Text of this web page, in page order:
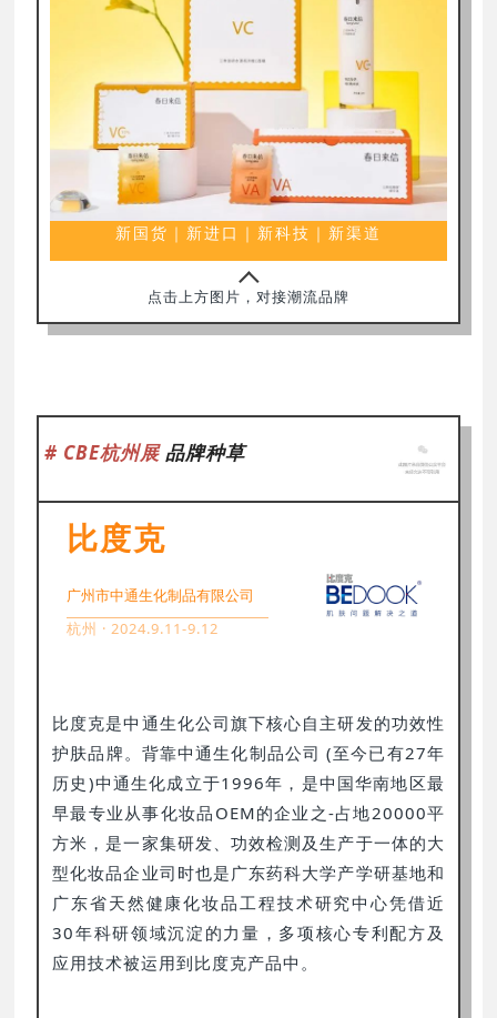
新国货｜新进口｜新科技｜新渠道
点击上方图片，对接潮流品牌
# CBE杭州展 品牌种草
比度克
广州市中通生化制品有限公司
杭州 · 2024.9.11-9.12
比度克是中通生化公司旗下核心自主研发的功效性
护肤品牌。背靠中通生化制品公司 (至今已有27年
历史)中通生化成立于1996年，是中国华南地区最
早最专业从事化妆品OEM的企业之-占地20000平
方米，是一家集研发、功效检测及生产于一体的大
型化妆品企业司时也是广东药科大学产学研基地和
广东省天然健康化妆品工程技术研究中心凭借近
30年科研领域沉淀的力量，多项核心专利配方及
应用技术被运用到比度克产品中。